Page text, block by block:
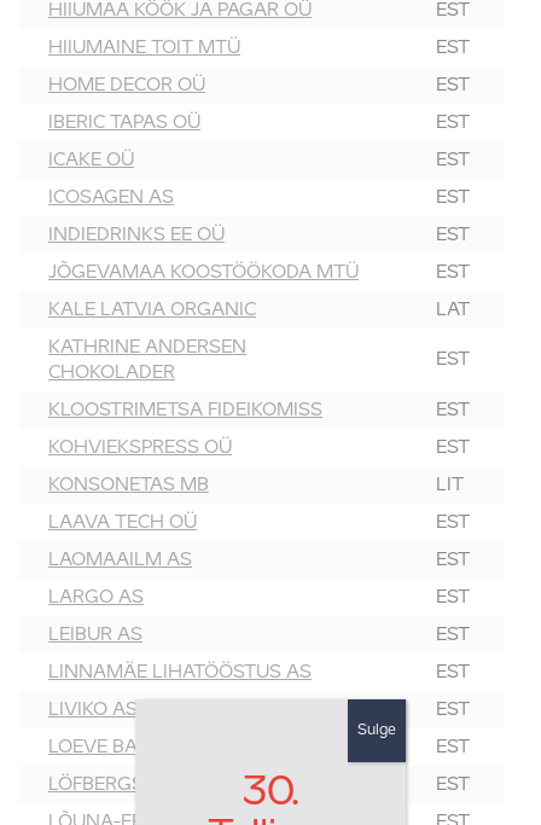
HIIUMAA KÖÖK JA PAGAR OÜ EST
HIIUMAINE TOIT MTÜ EST
HOME DECOR OÜ EST
IBERIC TAPAS OÜ EST
ICAKE OÜ EST
ICOSAGEN AS EST
INDIEDRINKS EE OÜ EST
JÕGEVAMAA KOOSTÖÖKODA MTÜ EST
KALE LATVIA ORGANIC LAT
KATHRINE ANDERSEN
CHOKOLADER
EST
KLOOSTRIMETSA FIDEIKOMISS EST
KOHVIEKSPRESS OÜ EST
KONSONETAS MB LIT
LAAVA TECH OÜ EST
LAOMAAILM AS EST
LARGO AS EST
LEIBUR AS EST
LINNAMÄE LIHATÖÖSTUS AS EST
LIVIKO AS EST
LOEVE BALTIC OÜ EST
LÖFBERGS EST
30.
Sulge